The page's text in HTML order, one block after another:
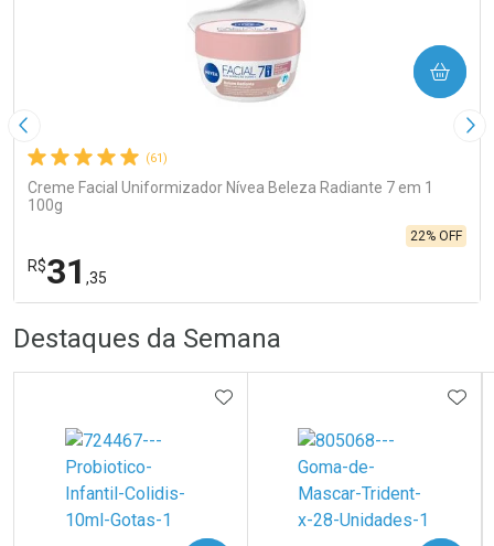
Imagem Anterior
(61)
Creme Facial Uniformizador Nívea Beleza Radiante 7 em 1
100g
R$31 ,35
22% OFF
COMPRAR
Laboratório
Por Menos
Destaques da Semana
ADICIONAR AOS FAVORITOS